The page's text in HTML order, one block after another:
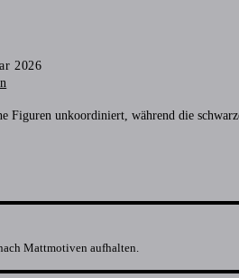
2026
Figuren unkoordiniert, während die
Mattmotiven aufhalten.